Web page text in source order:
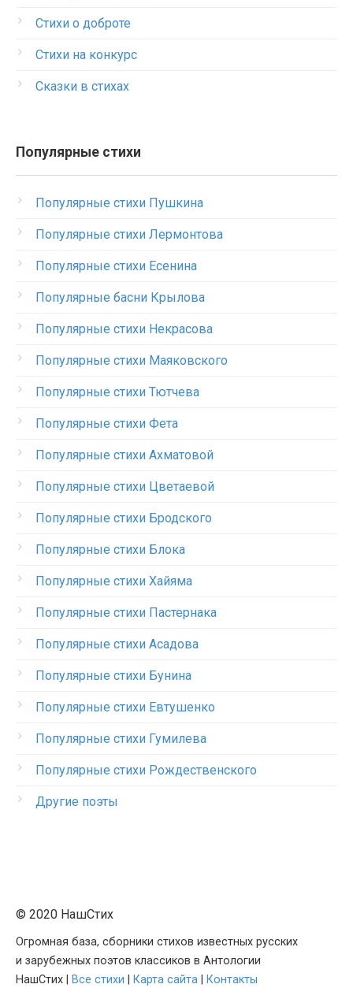
Стихи о доброте
Стихи на конкурс
Сказки в стихах
Популярные стихи
Популярные стихи Пушкина
Популярные стихи Лермонтова
Популярные стихи Есенина
Популярные басни Крылова
Популярные стихи Некрасова
Популярные стихи Маяковского
Популярные стихи Тютчева
Популярные стихи Фета
Популярные стихи Ахматовой
Популярные стихи Цветаевой
Популярные стихи Бродского
Популярные стихи Блока
Популярные стихи Хайяма
Популярные стихи Пастернака
Популярные стихи Асадова
Популярные стихи Бунина
Популярные стихи Евтушенко
Популярные стихи Гумилева
Популярные стихи Рождественского
Другие поэты
© 2020 НашСтих
Огромная база, сборники стихов известных русских
и зарубежных поэтов классиков в Антологии
НашСтих |
Все стихи Карта сайта Контакты